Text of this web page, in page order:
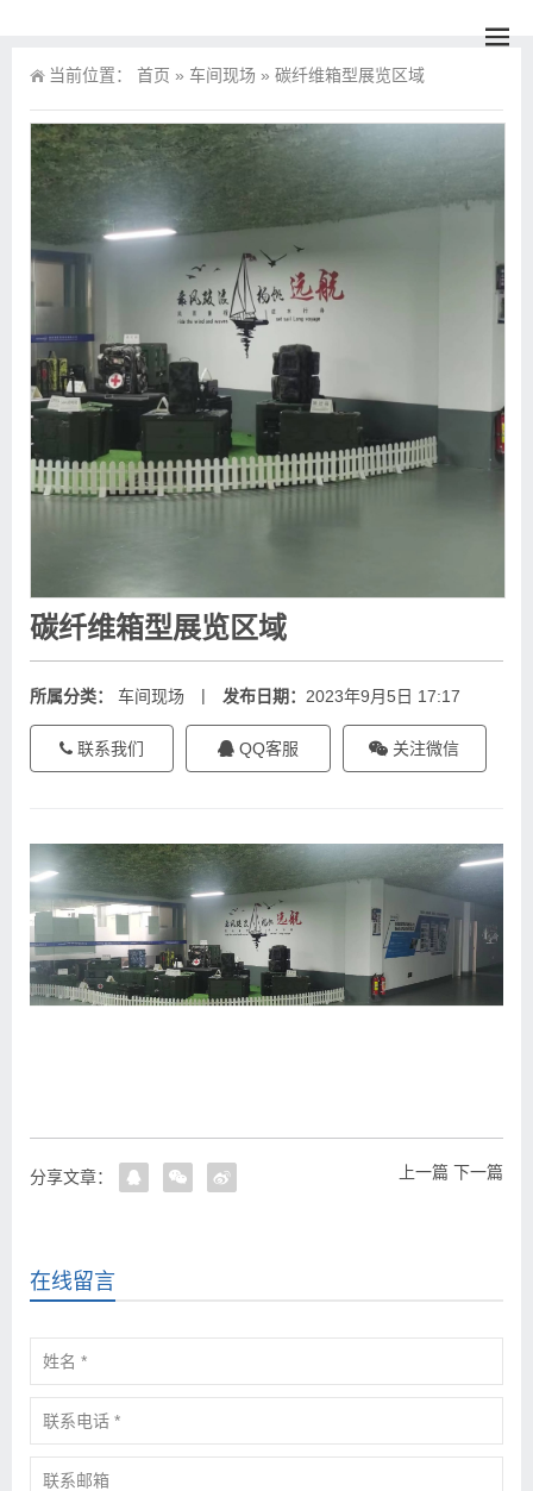
当前位置： 首页 » 车间现场 » 碳纤维箱型展览区域
碳纤维箱型展览区域
所属分类： 车间现场 | 发布日期： 2023年9月5日 17:17
联系我们 QQ客服 关注微信
上一篇 下一篇
分享文章：
在线留言